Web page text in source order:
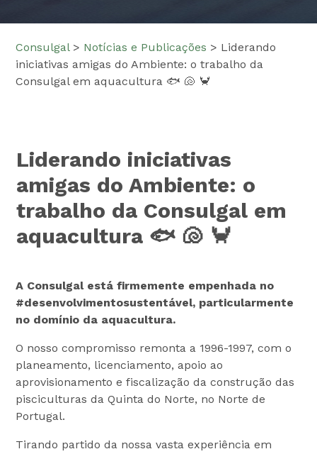
Consulgal > Notícias e Publicações > Liderando
iniciativas amigas do Ambiente: o trabalho da
Consulgal em aquacultura 🐟 🐚 🦀
Liderando iniciativas
amigas do Ambiente: o
trabalho da Consulgal em
aquacultura 🐟 🐚 🦀
A Consulgal está firmemente empenhada no
#desenvolvimentosustentável, particularmente
no domínio da aquacultura.
O nosso compromisso remonta a 1996-1997, com o
planeamento, licenciamento, apoio ao
aprovisionamento e fiscalização da construção das
pisciculturas da Quinta do Norte, no Norte de
Portugal.
Tirando partido da nossa vasta experiência em